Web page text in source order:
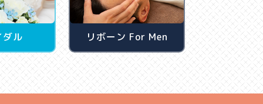
ダル リボーン For Men